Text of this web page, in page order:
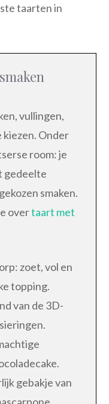
taarten in
vullingen,
kiezen. Onder
room: je
gedeelte
smaken.
overtaart met
zoet, vol en
topping.
van de 3D-
gebakje van